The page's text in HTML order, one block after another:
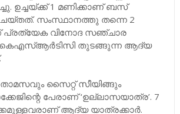
ഉച്ചയ്ക്ക് 1 മണിക്കാണ് ബസ്
സംസ്ഥാനത്തു തന്നെ 2
പ്രത്യേക വിനോദ സഞ്ചാര
കെഎസ്ആർടിസി തുടങ്ങുന്ന ആദ്യ
സൈറ്റ് സീയിങ്ങും
പേരാണ് ‘ഉല്ലാസയാത്ര’. 7
ആദ്യ യാത്രക്കാർ.